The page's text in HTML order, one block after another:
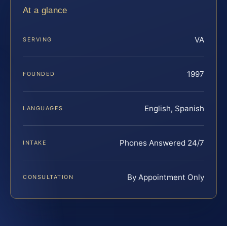
At a glance
SERVING VA
FOUNDED 1997
LANGUAGES English, Spanish
INTAKE Phones Answered 24/7
CONSULTATION By Appointment Only